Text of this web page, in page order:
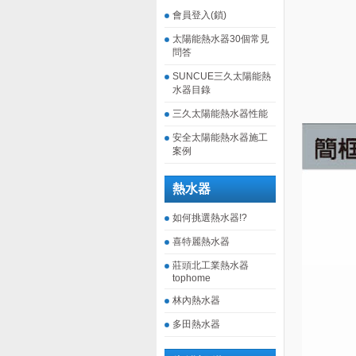
會員登入(鎖)
太陽能熱水器30個常見
問答
SUNCUE三久太陽能熱
水器目錄
三久太陽能熱水器性能
安全太陽能熱水器施工
案例
熱水器
如何挑選熱水器!?
喜特麗熱水器
莊頭北工業熱水器
tophome
林內熱水器
多田熱水器